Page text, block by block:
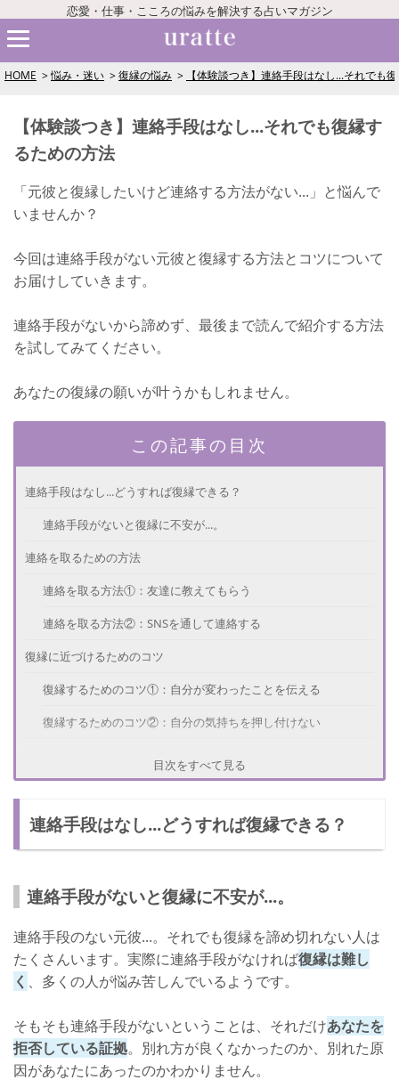
恋愛・仕事・こころの悩みを解決する占いマガジン
HOME 悩み・迷い 復縁の悩み 【体験談つき】連絡手段はなし...それでも
【体験談つき】連絡手段はなし...それでも復縁す
るための方法
「元彼と復縁したいけど連絡する方法がない...」と悩んで
いませんか？
今回は連絡手段がない元彼と復縁する方法とコツについて
お届けしていきます。
連絡手段がないから諦めず、最後まで読んで紹介する方法
を試してみてください。
あなたの復縁の願いが叶うかもしれません。
この記事の目次
連絡手段はなし...どうすれば復縁できる？
連絡手段がないと復縁に不安が...。
連絡を取るための方法
連絡を取る方法①：友達に教えてもらう
連絡を取る方法②：SNSを通して連絡する
復縁に近づけるためのコツ
復縁するためのコツ①：自分が変わったことを伝える
復縁するためのコツ②：自分の気持ちを押し付けない
目次をすべて見る
連絡手段はなし...どうすれば復縁できる？
連絡手段がないと復縁に不安が...。
連絡手段のない元彼...。それでも復縁を諦め切れない人は
たくさんいます。実際に連絡手段がなければ復縁は難し
く 、多くの人が悩み苦しんでいるようです。
そもそも連絡手段がないということは、それだけあなたを
拒否している証拠。別れ方が良くなかったのか、別れた原
因があなたにあったのかわかりません。